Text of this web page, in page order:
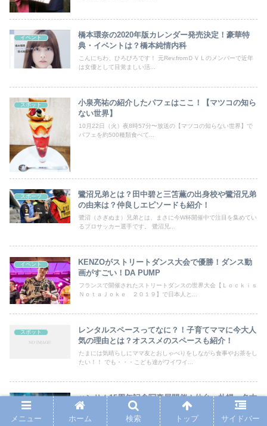
イベント
橋本環奈の2020年版カレンダー発売決定！豪華特
典・イベントは？橋本純情内科
こんにちわ、ひろびろです！ 元Rev.fromＤＶＬのメンバーで近年
は女優として目覚ましい活...
スポット
小泉亮祐の紹介したパフェはここ！【マツコの知ら
ない世界】
10月22日（火）夜8時57分〜放送の【マツコの知らない世界】で
パフェを約500種類食べて...
スポーツ
鷺沼兄弟とは？田中碧と三笘薫の出身校や鷺沼兄弟
の由来は？仲良しエピソードも紹介！
鷺沼（さぎぬま）兄弟とは、まさに今W杯開催中で注目を集めてい
るプロサッカー選手です。 鷺沼兄...
イベント
KENZOがストリートダンス大会で優勝！ダンス動
画がすごい！DA PUMP
フランスで開催されたストリートダンスの世界大会【Ｌｏｃｋｉｓ
ＮｏｔａＪｏｋｅ ２０１９】で日本人と...
スポット
レンタルスペースってなに？！子育てママに今大人
気の理由とは？オススメのスペースも紹介！
たまには気晴らしにママ友とおしゃべりをしながら食事やお茶をし
たい！！ でも・・・こども達がワイワイ...
イベント
ハンサム15周年記念写真展開催！仙台・札幌・名古
屋・大阪・福岡の日程や会場はどこ？
芸能事務所アミューズ所属の若手俳優によるファン感謝祭「ハンサ
メニュー ホーム 検索 トップ サイドバー